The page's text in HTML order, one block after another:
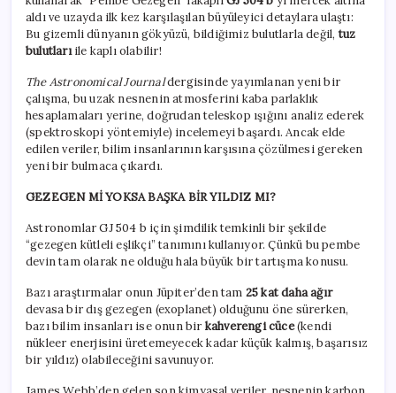
aldı ve uzayda ilk kez karşılaşılan büyüleyici detaylara ulaştı:
Bu gizemli dünyanın gökyüzü, bildiğimiz bulutlarla değil,tuz
bulutlarıile kaplı olabilir!
The Astronomical Journaldergisinde yayımlanan yeni bir
çalışma, bu uzak nesnenin atmosferini kaba parlaklık
hesaplamaları yerine, doğrudan teleskop ışığını analiz ederek
(spektroskopi yöntemiyle) incelemeyi başardı. Ancak elde
edilen veriler, bilim insanlarının karşısına çözülmesi gereken
yeni bir bulmaca çıkardı.
GEZEGEN Mİ YOKSA BAŞKA BİR YILDIZ MI?
Astronomlar GJ 504 b için şimdilik temkinli bir şekilde
“gezegen kütleli eşlikçi” tanımını kullanıyor. Çünkü bu pembe
devin tam olarak ne olduğu hala büyük bir tartışma konusu.
Bazı araştırmalar onun Jüpiter’den tam 25 kat daha ağır
devasa bir dış gezegen (exoplanet) olduğunu öne sürerken,
bazı bilim insanları ise onun bir kahverengi cüce(kendi
nükleer enerjisini üretemeyecek kadar küçük kalmış, başarısız
bir yıldız) olabileceğini savunuyor.